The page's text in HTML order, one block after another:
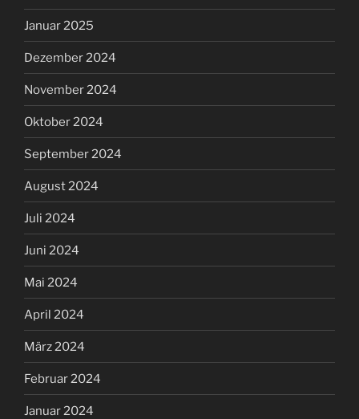
Januar 2025
Dezember 2024
November 2024
Oktober 2024
September 2024
August 2024
Juli 2024
Juni 2024
Mai 2024
April 2024
März 2024
Februar 2024
Januar 2024